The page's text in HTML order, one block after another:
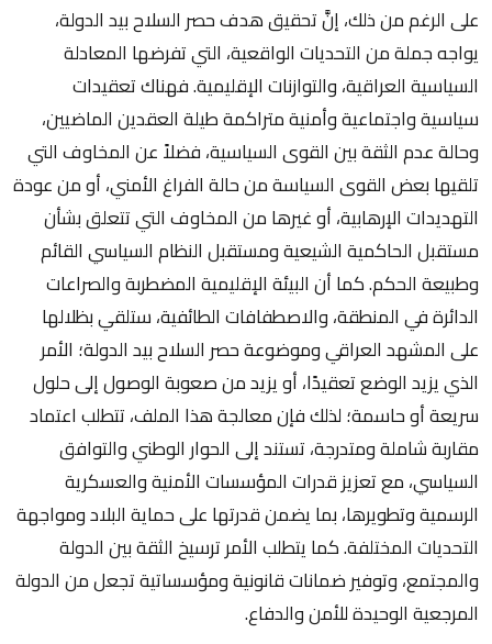
على الرغم من ذلك، إنَّ تحقيق هدف حصر السلاح بيد الدولة،
يواجه جملة من التحديات الواقعية، التي تفرضها المعادلة
السياسية العراقية، والتوازنات الإقليمية. فهناك تعقيدات
سياسية واجتماعية وأمنية متراكمة طيلة العقدين الماضيين،
وحالة عدم الثقة بين القوى السياسية، فضلاً عن المخاوف التي
تلقيها بعض القوى السياسة من حالة الفراغ الأمني، أو من عودة
التهديدات الإرهابية، أو غيرها من المخاوف التي تتعلق بشأن
مستقبل الحاكمية الشيعية ومستقبل النظام السياسي القائم
وطبيعة الحكم. كما أن البيئة الإقليمية المضطربة والصراعات
الدائرة في المنطقة، والاصطفافات الطائفية، ستلقي بظلالها
على المشهد العراقي وموضوعة حصر السلاح بيد الدولة؛ الأمر
الذي يزيد الوضع تعقيدًا، أو يزيد من صعوبة الوصول إلى حلول
سريعة أو حاسمة؛ لذلك فإن معالجة هذا الملف، تتطلب اعتماد
مقاربة شاملة ومتدرجة، تستند إلى الحوار الوطني والتوافق
السياسي، مع تعزيز قدرات المؤسسات الأمنية والعسكرية
الرسمية وتطويرها، بما يضمن قدرتها على حماية البلاد ومواجهة
التحديات المختلفة. كما يتطلب الأمر ترسيخ الثقة بين الدولة
والمجتمع، وتوفير ضمانات قانونية ومؤسساتية تجعل من الدولة
المرجعية الوحيدة للأمن والدفاع.